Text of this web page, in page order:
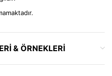
& ÖRNEKLERI